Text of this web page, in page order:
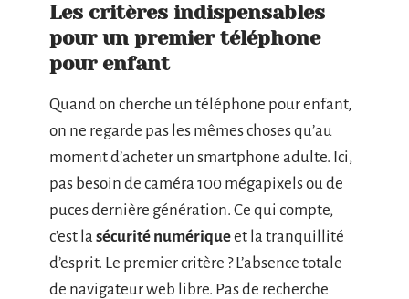
Les critères indispensables
pour un premier téléphone
pour enfant
Quand on cherche un téléphone pour enfant,
on ne regarde pas les mêmes choses qu’au
moment d’acheter un smartphone adulte. Ici,
pas besoin de caméra 100 mégapixels ou de
puces dernière génération. Ce qui compte,
c’est la sécurité numériqueet la tranquillité
d’esprit. Le premier critère ? L’absence totale
de navigateur web libre. Pas de recherche